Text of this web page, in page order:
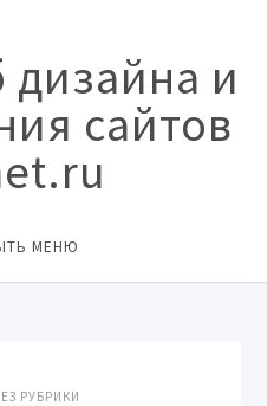
дизайна и
сайтов
МЕНЮ
РУБРИКИ